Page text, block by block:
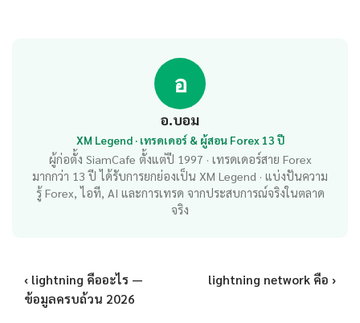
อ
อ.บอม
XM Legend · เทรดเดอร์ & ผู้สอน Forex 13 ปี
ผู้ก่อตั้ง SiamCafe ตั้งแต่ปี 1997 · เทรดเดอร์สาย Forex
มากกว่า 13 ปี ได้รับการยกย่องเป็น XM Legend · แบ่งปันความ
รู้ Forex, ไอที, AI และการเทรด จากประสบการณ์จริงในตลาด
จริง
‹ lightning คืออะไร —
ข้อมูลครบถ้วน 2026
lightning network คือ ›